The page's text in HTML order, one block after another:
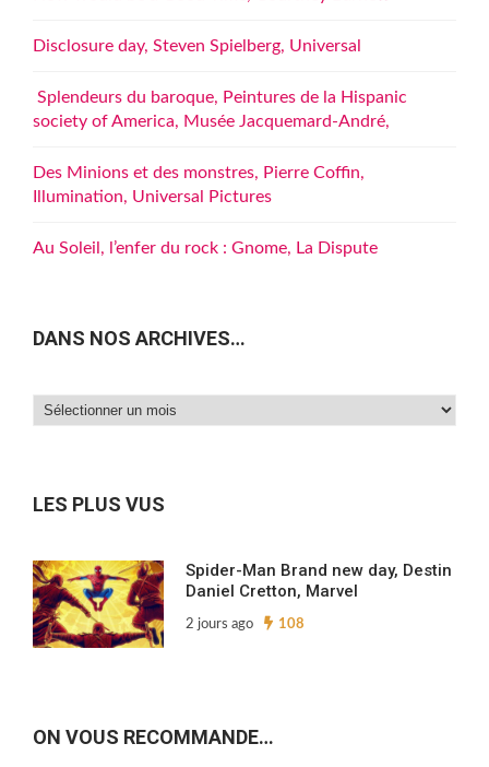
Disclosure day, Steven Spielberg, Universal
Splendeurs du baroque, Peintures de la Hispanic
society of America, Musée Jacquemard-André,
Des Minions et des monstres, Pierre Coffin,
Illumination, Universal Pictures
Au Soleil, l’enfer du rock : Gnome, La Dispute
DANS NOS ARCHIVES…
Dans
LES PLUS VUS
Spider-Man Brand new day, Destin
Daniel Cretton, Marvel
2 jours ago 108
ON VOUS RECOMMANDE…